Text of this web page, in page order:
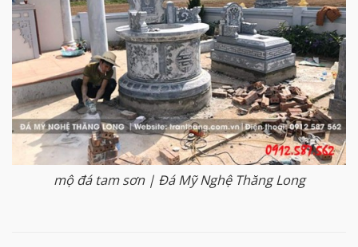
mộ đá tam sơn | Đá Mỹ Nghệ Thăng Long